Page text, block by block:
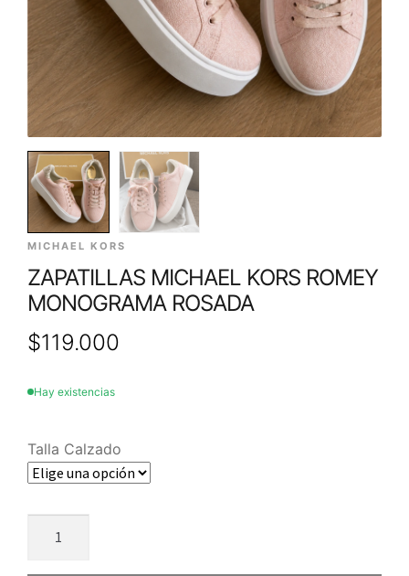
MICHAEL KORS
ZAPATILLAS MICHAEL KORS ROMEY
MONOGRAMA ROSADA
$119.000
Hay existencias
Talla Calzado